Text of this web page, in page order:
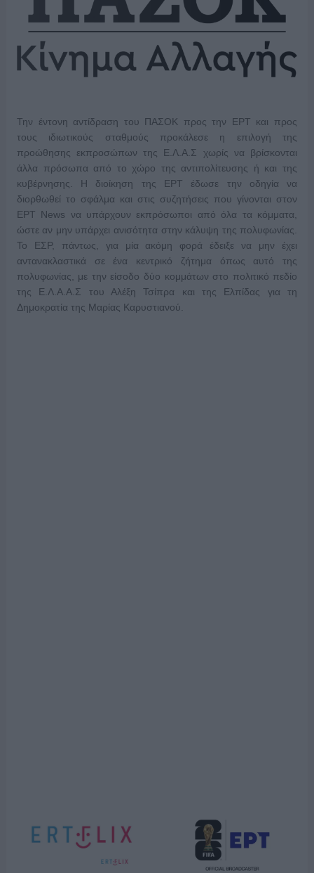
Την έντονη αντίδραση του ΠΑΣΟΚ προς την ΕΡΤ και προς
τους ιδιωτικούς σταθμούς προκάλεσε η επιλογή της
προώθησης εκπροσώπων της Ε.Λ.Α.Σ χωρίς να βρίσκονται
άλλα πρόσωπα από το χώρο της αντιπολίτευσης ή και της
κυβέρνησης. Η διοίκηση της ΕΡΤ έδωσε την οδηγία να
διορθωθεί το σφάλμα και στις συζητήσεις που γίνονται στον
ΕΡT News να υπάρχουν εκπρόσωποι από όλα τα κόμματα,
ώστε αν μην υπάρχει ανισότητα στην κάλυψη της πολυφωνίας.
Το ΕΣΡ, πάντως, για μία ακόμη φορά έδειξε να μην έχει
αντανακλαστικά σε ένα κεντρικό ζήτημα όπως αυτό της
πολυφωνίας, με την είσοδο δύο κομμάτων στο πολιτικό πεδίο
της Ε.Λ.Α.Α.Σ του Αλέξη Τσίπρα και της Ελπίδας για τη
Δημοκρατία της Μαρίας Καρυστιανού.